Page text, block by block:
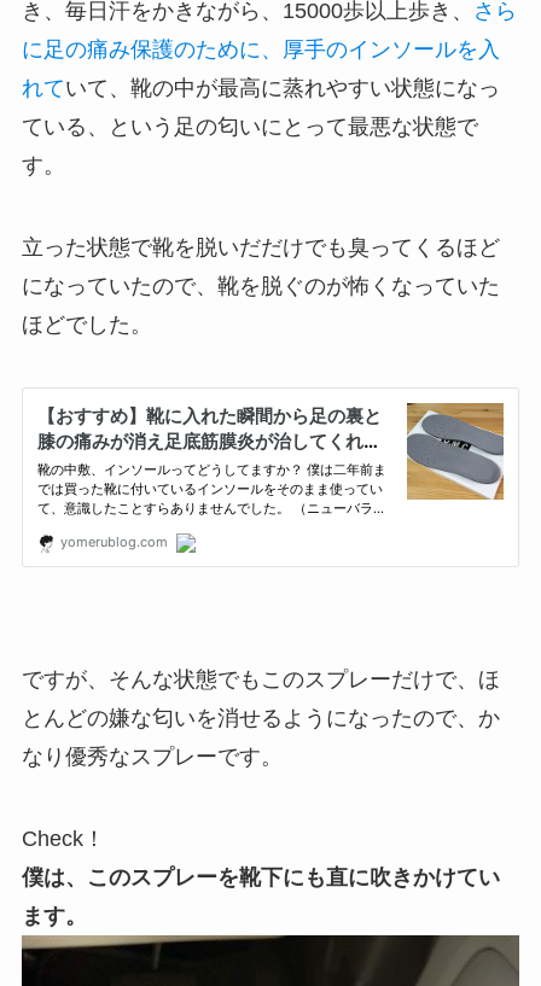
き、毎日汗をかきながら、15000歩以上歩き、
さら
に足の痛み保護のために、厚手のインソールを入
れていて、靴の中が最高に蒸れやすい状態になっ
ている、という足の匂いにとって最悪な状態で
す。
立った状態で靴を脱いだだけでも臭ってくるほど
になっていたので、靴を脱ぐのが怖くなっていた
ほどでした。
ですが、そんな状態でもこのスプレーだけで、ほ
とんどの嫌な匂いを消せるようになったので、か
なり優秀なスプレーです。
Check！
僕は、このスプレーを靴下にも直に吹きかけてい
ます。